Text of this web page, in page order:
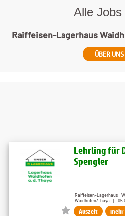
Alle Jobs
Raiffeisen-Lagerhaus
ÜBER UNS
Lehrling für
Spengler
Raiffeisen-Lagerhaus
Waidhofen/Thaya |
Auszeit mehr